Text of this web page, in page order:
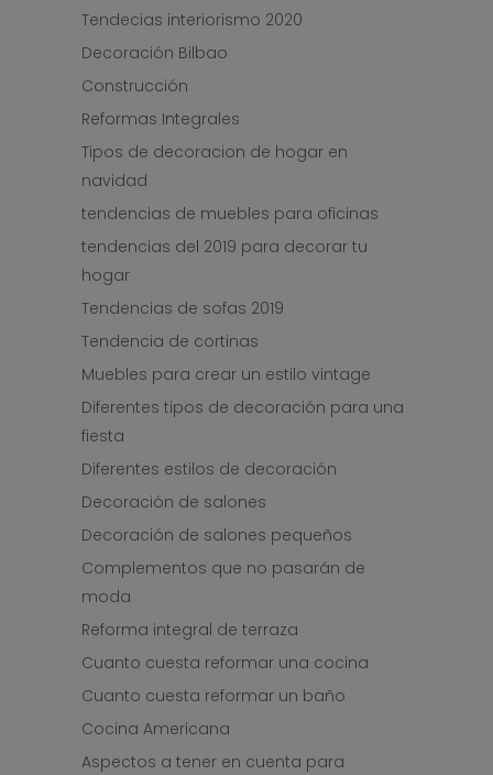
Tendecias interiorismo 2020
Decoración Bilbao
Construcción
Reformas Integrales
Tipos de decoracion de hogar en
navidad
tendencias de muebles para oficinas
tendencias del 2019 para decorar tu
hogar
Tendencias de sofas 2019
Tendencia de cortinas
Muebles para crear un estilo vintage
Diferentes tipos de decoración para una
fiesta
Diferentes estilos de decoración
Decoración de salones
Decoración de salones pequeños
Complementos que no pasarán de
moda
Reforma integral de terraza
Cuanto cuesta reformar una cocina
Cuanto cuesta reformar un baño
Cocina Americana
Aspectos a tener en cuenta para